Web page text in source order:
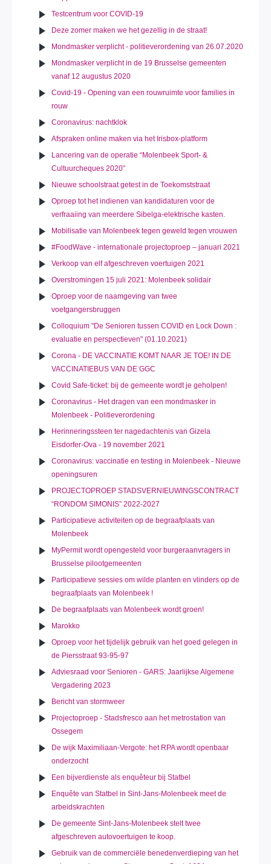
Testcentrum voor COVID-19
Deze zomer maken we het gezellig in de straat!
Mondmasker verplicht - politieverordening van 26.07.2020
Mondmasker verplicht in de 19 Brusselse gemeenten
vanaf 12 augustus 2020
Covid-19 - Opening van een rouwruimte voor families in
rouw
Coronavirus: nachtklok
Afspraken online maken via het Irisbox-platform
Lancering van de operatie “Molenbeek Sport- &
Cultuurcheques 2020”
Nieuwe schoolstraat getest in de Toekomststraat
Oproep tot het indienen van kandidaturen voor de
verfraaiing van meerdere Sibelga-elektrische kasten.
Mobilisatie van Molenbeek tegen geweld tegen vrouwen
#FoodWave - internationale projectoproep – januari 2021
Verkoop van elf afgeschreven voertuigen 2021
Overstromingen 15 juli 2021: Molenbeek solidair
Oproep voor de naamgeving van twee
voetgangersbruggen
Colloquium "De Senioren tussen COVID en Lock Down :
evaluatie en perspectieven" (01.10.2021)
Corona - DE VACCINATIE KOMT NAAR JE TOE! IN DE
VACCINATIEBUS VAN DE GGC
Covid Safe-ticket: bij de gemeente wordt je geholpen!
Coronavirus - Het dragen van een mondmasker in
Molenbeek - Politieverordening
Herinneringssteen ter nagedachtenis van Gizela
Eisdorfer-Ova - 19 november 2021
Coronavirus: vaccinatie en testing in Molenbeek - Nieuwe
openingsuren
PROJECTOPROEP STADSVERNIEUWINGSCONTRACT
“RONDOM SIMONIS” 2022-2027
Participatieve activiteiten op de begraafplaats van
Molenbeek
MyPermit wordt opengesteld voor burgeraanvragers in
Brusselse pilootgemeenten
Participatieve sessies om wilde planten en vlinders op de
begraafplaats van Molenbeek !
De begraafplaats van Molenbeek wordt groen!
Marokko
Oproep voor het tijdelijk gebruik van het goed gelegen in
de Piersstraat 93-95-97
Adviesraad voor Senioren - GARS: Jaarlijkse Algemene
Vergadering 2023
Bericht van stormweer
Projectoproep - Stadsfresco aan het metrostation van
Ossegem
De wijk Maximiliaan-Vergote: het RPA wordt openbaar
onderzocht
Een bijverdienste als enquêteur bij Statbel
Enquête van Statbel in Sint-Jans-Molenbeek meet de
arbeidskrachten
De gemeente Sint-Jans-Molenbeek stelt twee
afgeschreven autovoertuigen te koop.
Gebruik van de commerciële benedenverdieping van het